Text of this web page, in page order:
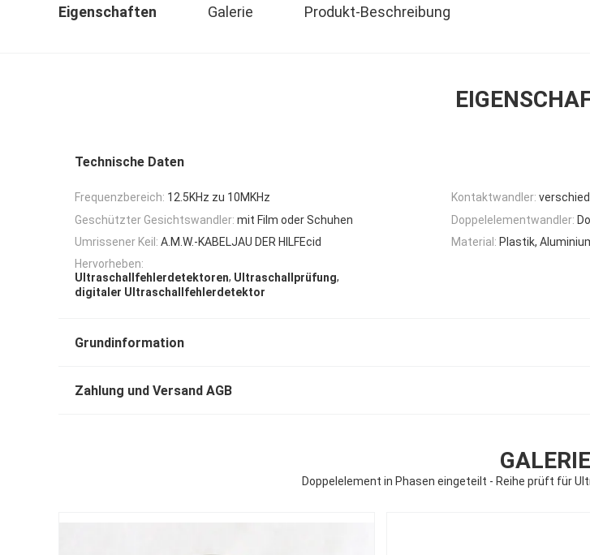
Eigenschaften Galerie Produkt-Beschreibung
Technische Daten
Frequenzbereich: 12.5KHz zu 10MKHz Kontaktwandler:
Geschützter Gesichtswandler: mit Film oder Schuhen Doppelelementwandler:
Umrissener Keil: A.M.W.-KABELJAU DER HILFEcid Material: Plastik,
Hervorheben:
Ultraschallfehlerdetektoren, Ultraschallprüfung,
digitaler Ultraschallfehlerdetektor
Grundinformation
Zahlung und Versand AGB
GALERIE
Doppelelement in Phasen eingeteilt - Reihe prüft für